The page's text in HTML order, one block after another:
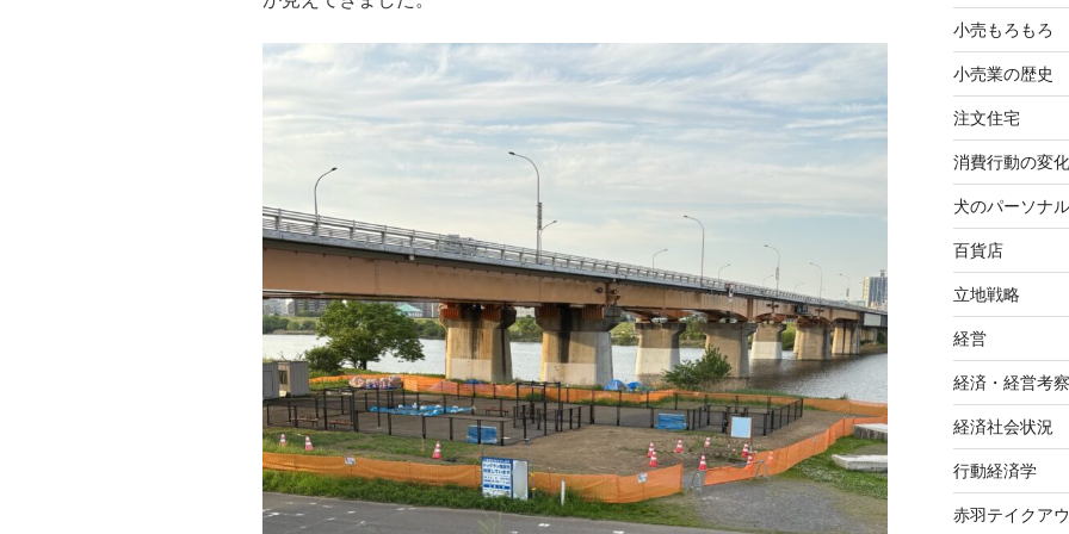
小売もろもろ
小売業の歴史
注文住宅
消費行動の変化
犬のパーソナ
百貨店
立地戦略
経営
経済・経営考察
経済社会状況
行動経済学
赤羽テイクア